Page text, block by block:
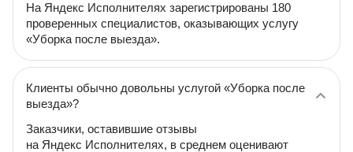
На Яндекс Исполнителях зарегистрированы 180
проверенных специалистов, оказывающих услугу
«Уборка после выезда».
Клиенты обычно довольны услугой «Уборка после
выезда»?
Заказчики, оставившие отзывы
на Яндекс Исполнителях, в среднем оценивают